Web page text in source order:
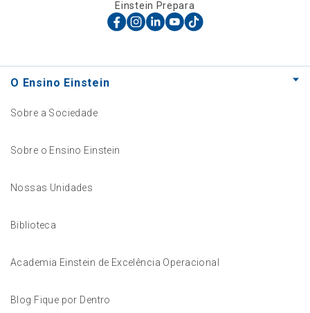
Einstein Prepara
O Ensino Einstein
Sobre a Sociedade
Sobre o Ensino Einstein
Nossas Unidades
Biblioteca
Academia Einstein de Excelência Operacional
Blog Fique por Dentro